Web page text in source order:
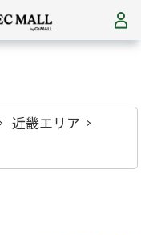
近畿エリア